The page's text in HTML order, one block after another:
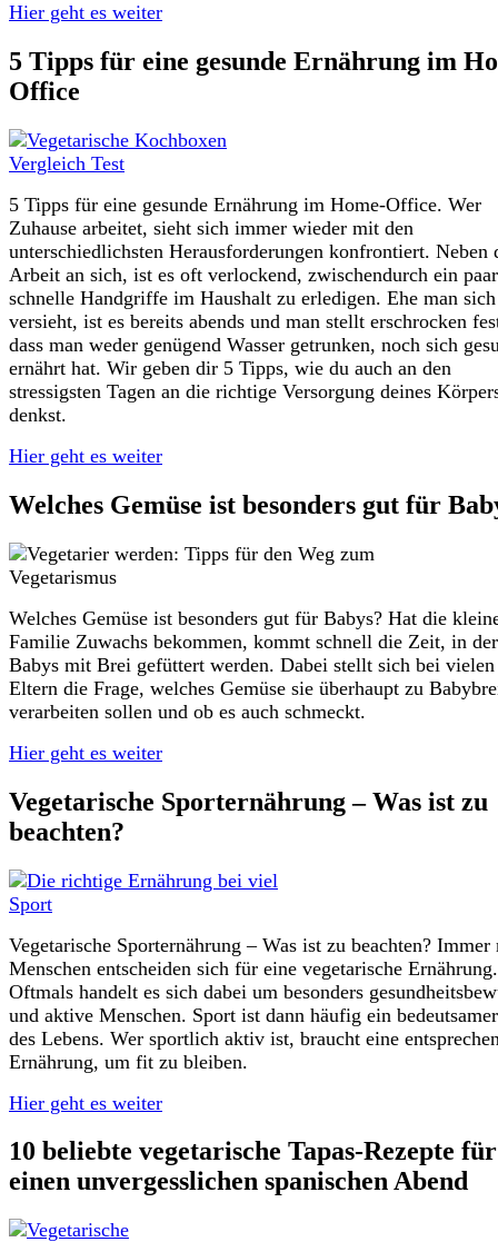
Hier geht es weiter
5 Tipps für eine gesunde Ernährung im
Office
5 Tipps für eine gesunde Ernährung im Home-Office. Wer
Zuhause arbeitet, sieht sich immer wieder mit den
unterschiedlichsten Herausforderungen konfrontiert. Neben
Arbeit an sich, ist es oft verlockend, zwischendurch ein paar
schnelle Handgriffe im Haushalt zu erledigen. Ehe man sich
versieht, ist es bereits abends und man stellt erschrocken
dass man weder genügend Wasser getrunken, noch sich
ernährt hat. Wir geben dir 5 Tipps, wie du auch an den
stressigsten Tagen an die richtige Versorgung deines
denkst.
Hier geht es weiter
Welches Gemüse ist besonders gut für
Welches Gemüse ist besonders gut für Babys? Hat die
Familie Zuwachs bekommen, kommt schnell die Zeit, in
Babys mit Brei gefüttert werden. Dabei stellt sich bei vielen
Eltern die Frage, welches Gemüse sie überhaupt zu
verarbeiten sollen und ob es auch schmeckt.
Hier geht es weiter
Vegetarische Sporternährung – Was ist zu
beachten?
Vegetarische Sporternährung – Was ist zu beachten? Immer
Menschen entscheiden sich für eine vegetarische Ernährung.
Oftmals handelt es sich dabei um besonders
und aktive Menschen. Sport ist dann häufig ein
des Lebens. Wer sportlich aktiv ist, braucht eine
Ernährung, um fit zu bleiben.
Hier geht es weiter
10 beliebte vegetarische Tapas-Rezepte für
einen unvergesslichen spanischen Abend